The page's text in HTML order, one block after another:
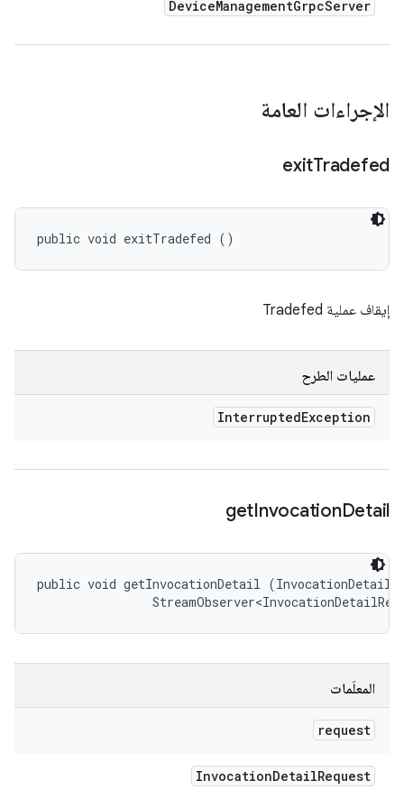
DeviceManagementGrpcServer
الإجراءات العامة
exitTradefed
public void exitTradefed ()
إيقاف عملية Tradefed
عمليات الطرح
InterruptedException
getInvocationDetail
public void getInvocationDetail
المعلَمات
request
InvocationDetailRequest